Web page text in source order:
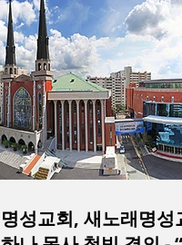
명성교회, 새노래명성